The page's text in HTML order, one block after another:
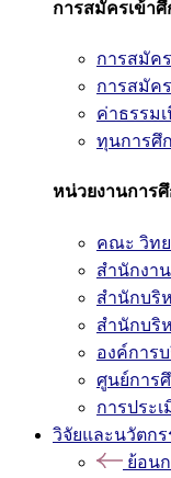
การสมัครเข้า
การสมัค
การสมัค
ค่าธรรม
ทุนการศึ
หน่วยงานการ
คณะ วิท
สำนักงา
สำนักบริ
สำนักบริ
องค์การ
ศูนย์การ
การประ
วิจัยและนวัตกร
ย้อน